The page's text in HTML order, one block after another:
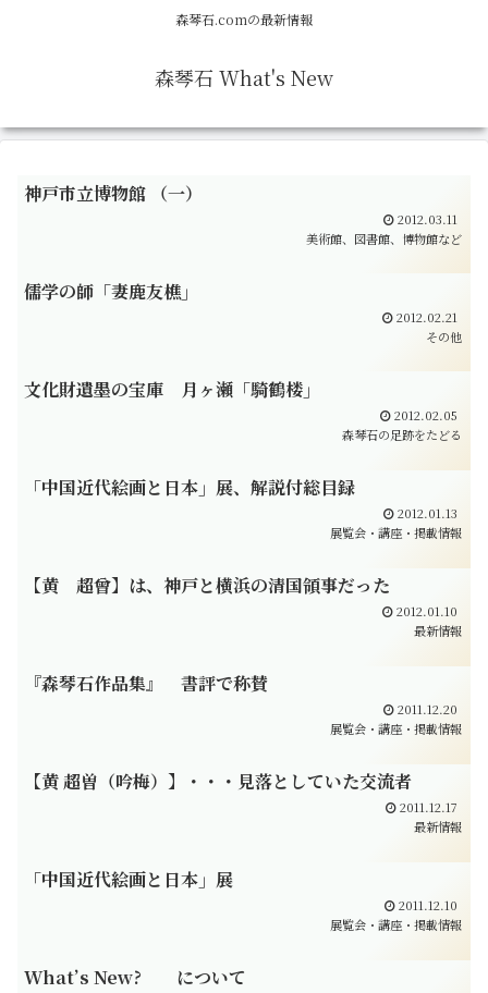
森琴石.comの最新情報
森琴石 What's New
神戸市立博物館 （一）
2012.03.11
美術館、図書館、博物館など
儒学の師「妻鹿友樵」
2012.02.21
その他
文化財遺墨の宝庫 月ヶ瀬「騎鶴楼」
2012.02.05
森琴石の足跡をたどる
「中国近代絵画と日本」展、解説付総目録
2012.01.13
展覧会・講座・掲載情報
【黄 超曾】は、神戸と横浜の清国領事だった
2012.01.10
最新情報
『森琴石作品集』 書評で称賛
2011.12.20
展覧会・講座・掲載情報
【黄 超曽（吟梅）】・・・見落としていた交流者
2011.12.17
最新情報
「中国近代絵画と日本」展
2011.12.10
展覧会・講座・掲載情報
What’s New? について